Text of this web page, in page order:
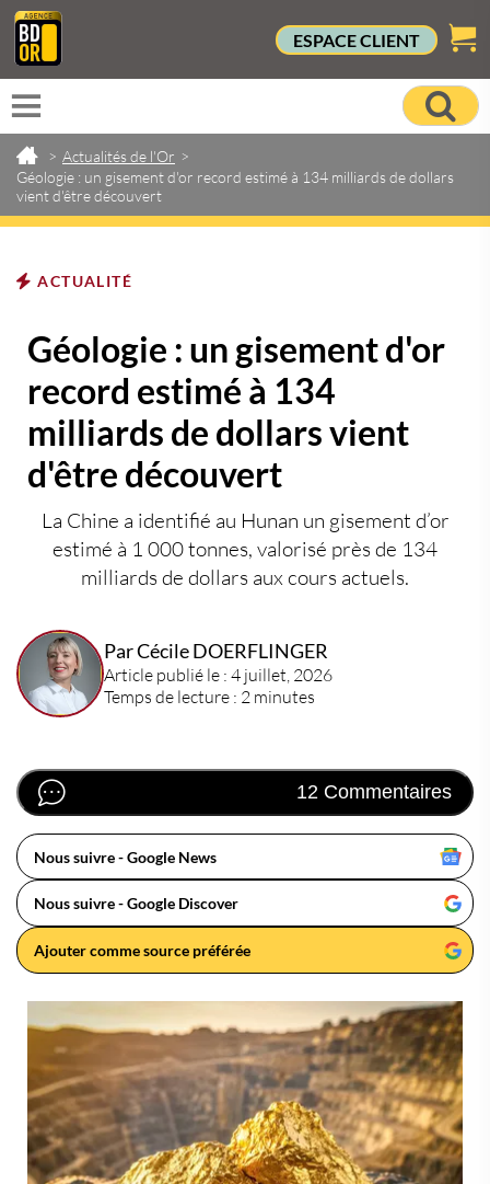
ESPACE CLIENT
> Actualités de l'Or >
Géologie : un gisement d'or record estimé à 134 milliards de dollars
vient d'être découvert
ACTUALITÉ
Géologie : un gisement d'or
record estimé à 134
milliards de dollars vient
d'être découvert
La Chine a identifié au Hunan un gisement d’or
estimé à 1 000 tonnes, valorisé près de 134
milliards de dollars aux cours actuels.
Par Cécile DOERFLINGER
Article publié le : 4 juillet, 2026
Temps de lecture : 2 minutes
12 Commentaires
Nous suivre - Google News
Nous suivre - Google Discover
Ajouter comme source préférée